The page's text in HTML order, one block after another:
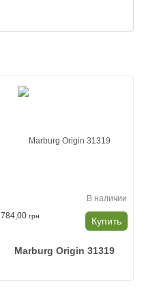
В наличии
784,00 грн Купить
Marburg Origin 31319